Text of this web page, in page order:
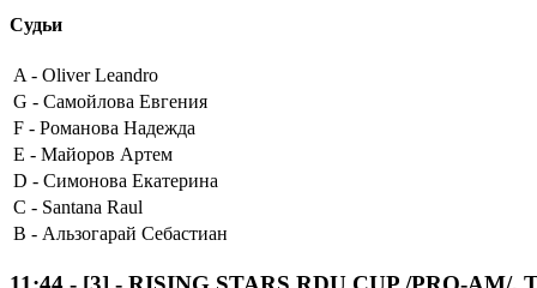
Судьи
A - Oliver Leandro
G - Самойлова Евгения
F - Романова Надежда
E - Майоров Артем
D - Симонова Екатерина
C - Santana Raul
B - Альзогарай Себастиан